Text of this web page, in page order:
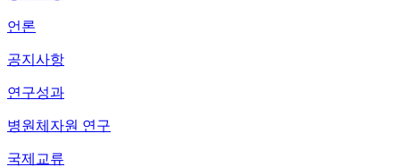
언론
공지사항
연구성과
병원체자원 연구
국제교류